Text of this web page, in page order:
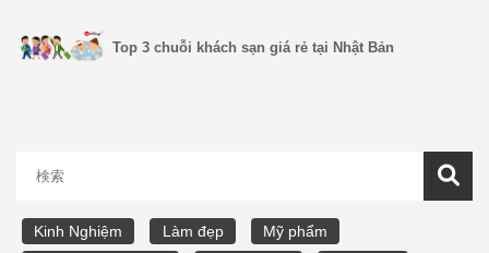
Top 3 chuỗi khách sạn giá rẻ tại Nhật Bản
Kinh Nghiệm Làm đẹp
Mỹ phẩm